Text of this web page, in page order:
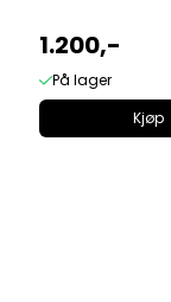
1.200,-
På lager
Kjøp